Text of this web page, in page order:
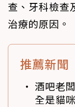
查、牙科檢查
治療的原因。
推薦新聞
酒吧老
全是貓